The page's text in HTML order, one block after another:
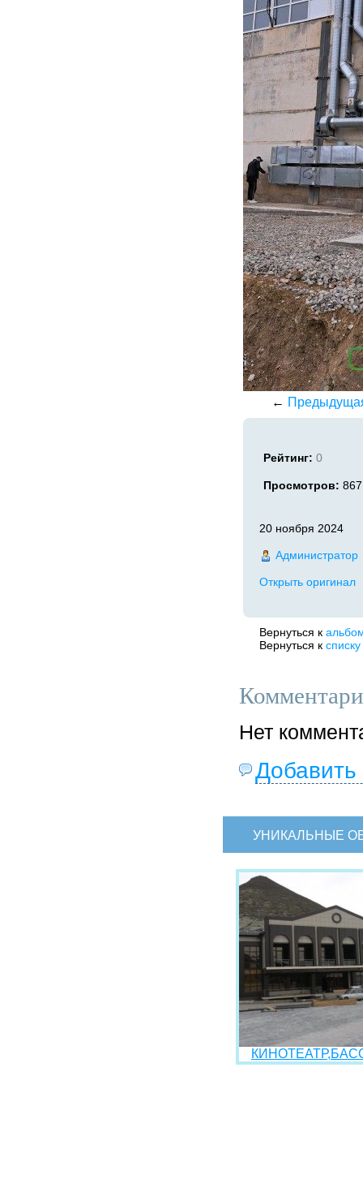
←
Рейтинг: 0
Просмотров: 867
20 ноября 2024
Администратор
Открыть оригинал
Вернуться к
Вернуться к
Нет
УНИКАЛЬНЫЕ